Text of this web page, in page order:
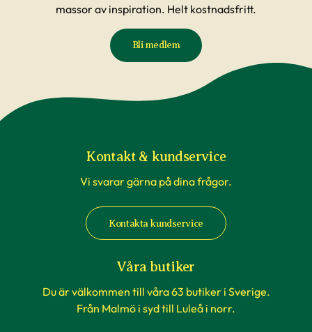
massor av inspiration. Helt kostnadsfritt.
Bli medlem
Kontakt & kundservice
Vi svarar gärna på dina frågor.
Kontakta kundservice
Våra butiker
Du är välkommen till våra 63 butiker i Sverige.
Från Malmö i syd till Luleå i norr.